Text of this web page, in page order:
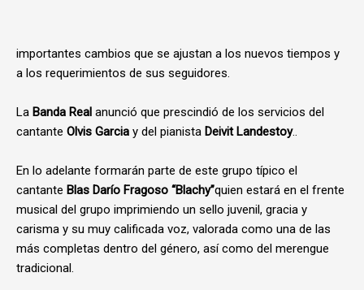
importantes cambios que se ajustan a los nuevos tiempos y
a los requerimientos de sus seguidores.
La Banda Real anunció que prescindió de los servicios del
cantante Olvis Garcia y del pianista Deivit Landestoy..
En lo adelante formarán parte de este grupo típico el
cantante Blas Darío Fragoso “Blachy”quien estará en el frente
musical del grupo imprimiendo un sello juvenil, gracia y
carisma y su muy calificada voz, valorada como una de las
más completas dentro del género, así como del merengue
tradicional.